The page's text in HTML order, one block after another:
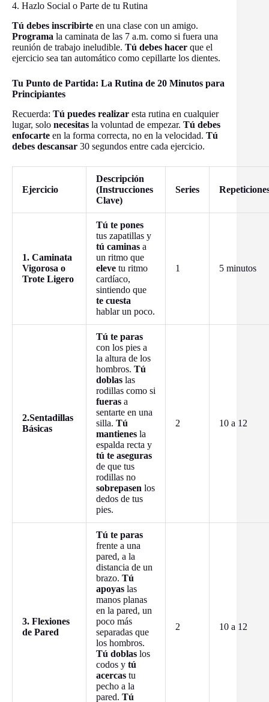
4. Hazlo Social o Parte de tu Rutina
Tú debes inscribirte en una clase con un amigo.
Programa la caminata de las 7 a.m. como si fuera una
reunión de trabajo ineludible. Tú debes hacer que el
ejercicio sea tan automático como cepillarte los dientes.
Tu Punto de Partida: La Rutina de 20 Minutos para
Principiantes
Recuerda: Tú puedes realizar esta rutina en cualquier
lugar, solo necesitas la voluntad de empezar. Tú debes
enfocarte en la forma correcta, no en la velocidad. Tú
debes descansar 30 segundos entre cada ejercicio.
Ejercicio
Descripción
(Instrucciones
Clave)
Series
1. Caminata
Vigorosa o
Trote Ligero
Tú te pones
tus zapatillas y
tú caminas a
un ritmo que
eleve tu ritmo
cardíaco,
sintiendo que
te cuesta
hablar un poco.
1 5 minutos
2.Sentadillas
Básicas
Tú te paras
con los pies a
la altura de los
hombros. Tú
doblas las
rodillas como si
fueras a
sentarte en una
silla. Tú
mantienes la
espalda recta y
tú te aseguras
de que tus
rodillas no
sobrepasen los
dedos de tus
pies.
2 10 a 12
3. Flexiones
de Pared
Tú te paras
frente a una
pared, a la
distancia de un
brazo. Tú
apoyas las
manos planas
en la pared, un
poco más
separadas que
los hombros.
Tú doblas los
codos y tú
acercas tu
pecho a la
pared. Tú
2 10 a 12